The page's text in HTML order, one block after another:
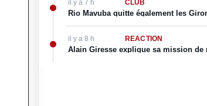
il y a 7 h CLUB
Rio Mavuba quitte également les
il y a 8 h RÉACTION
Alain Giresse explique sa mission